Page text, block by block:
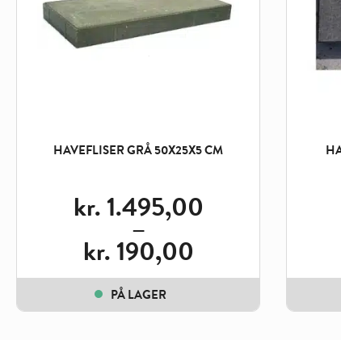
HAVEFLISER GRÅ 50X25X5 CM
kr.190,00
–
kr.1.495,00
Price
range:
kr. 190,00
through
PÅ LAGER kr.